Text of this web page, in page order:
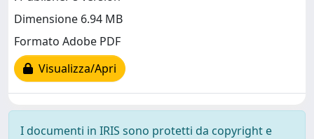
Dimensione 6.94 MB
Formato Adobe PDF
Visualizza/Apri
I documenti in IRIS sono protetti da copyright e